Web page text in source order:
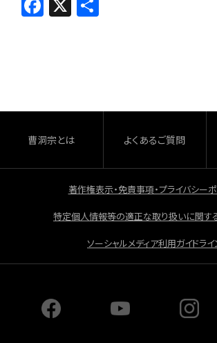
a
o
o
k
曹洞宗とは よくあるご質問
著作権表示・免責事項・プライバシー
特定個人情報等の適正な取り扱いに関す
ソーシャルメディア利用ガイドライ